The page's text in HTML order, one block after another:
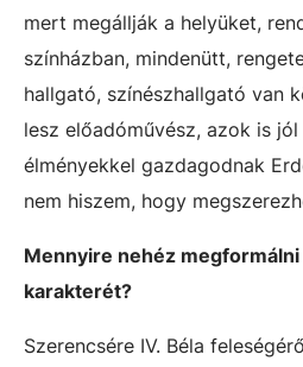
mert megállják a helyüket,
színházban, mindenütt,
hallgató, színészhallgató van
lesz előadóművész, azok is
élményekkel gazdagodnak
nem hiszem, hogy
Mennyire nehéz
karakterét?
Szerencsére IV. Béla